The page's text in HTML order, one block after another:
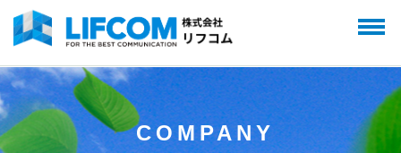
COMPANY